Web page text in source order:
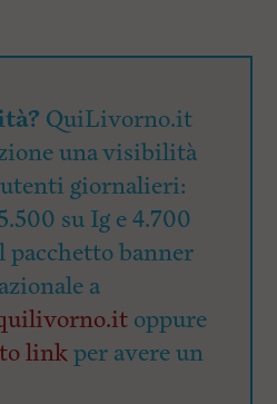
QuiLivorno.it
una visibilità
giornalieri:
su Ig e 4.700
banner
a
oppure
linkper avere un